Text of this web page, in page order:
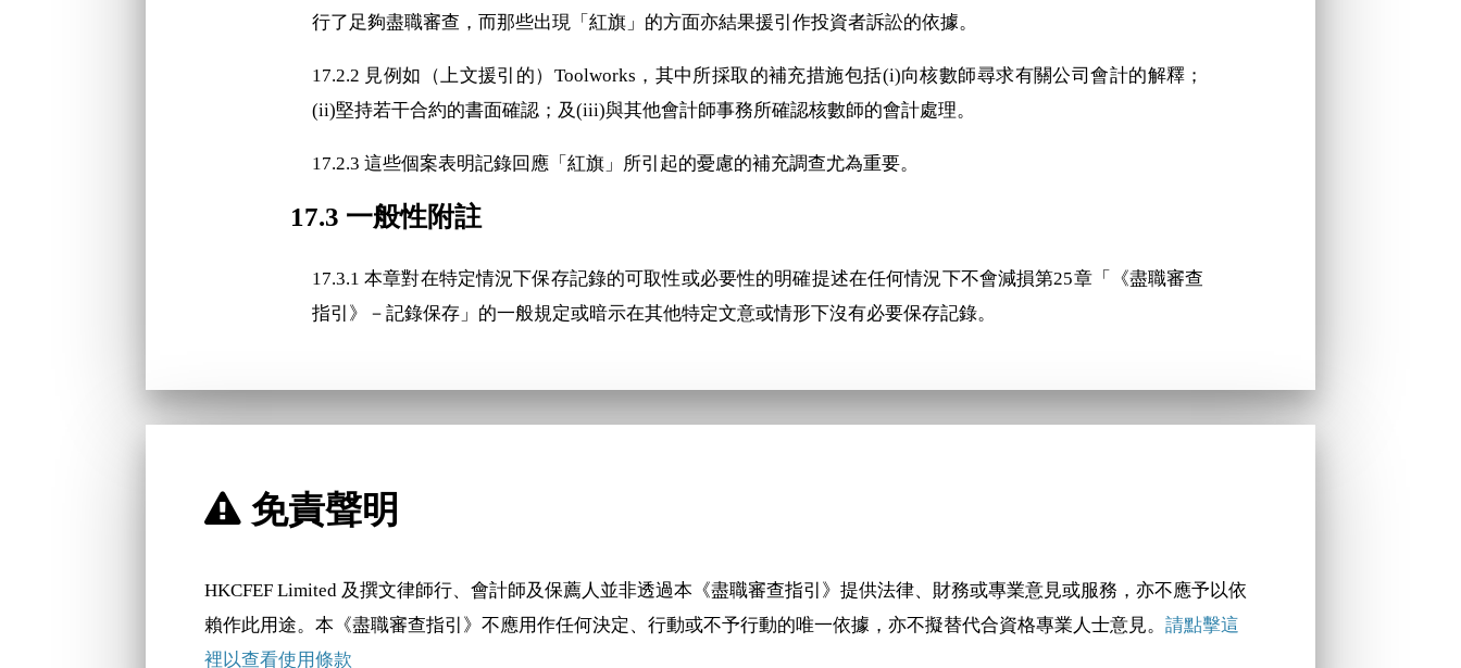
行了足夠盡職審查，而那些出現「紅旗」的方面亦結果援引作投資者訴訟的依據。
17.2.2 見例如 （上文援引的）Toolworks，其中所採取的補充措施包括(i)向核數師尋求有關公司會計的解釋；
(ii)堅持若干合約的書面確認；及(iii)與其他會計師事務所確認核數師的會計處理。
17.2.3 這些個案表明記錄回應「紅旗」所引起的憂慮的補充調查尤為重要。
17.3 一般性附註
17.3.1 本章對在特定情況下保存記錄的可取性或必要性的明確提述在任何情況下不會減損第25章「《盡職審查
指引》－記錄保存」的一般規定或暗示在其他特定文意或情形下沒有必要保存記錄。
免責聲明
HKCFEF Limited 及撰文律師行、會計師及保薦人並非透過本《盡職審查指引》提供法律、財務或專業意見或服務，亦不應予以依
賴作此用途。本《盡職審查指引》不應用作任何決定、行動或不予行動的唯一依據，亦不擬替代合資格專業人士意見。請點擊這
裡以查看使用條款